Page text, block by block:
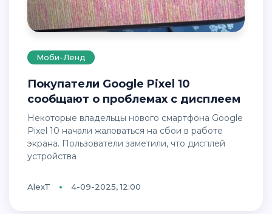
Моби-Ленд
Покупатели Google Pixel 10
сообщают о проблемах с дисплеем
Некоторые владельцы нового смартфона Google
Pixel 10 начали жаловаться на сбои в работе
экрана. Пользователи заметили, что дисплей
устройства
AlexT 4-09-2025, 12:00